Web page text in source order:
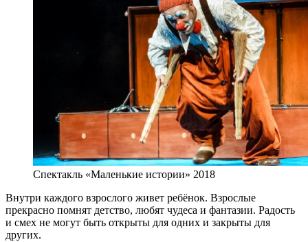
Спектакль «Маленькие истории» 2018
Внутри каждого взрослого живет ребёнок. Взрослые
прекрасно помнят детство, любят чудеса и фантазии. Радость
и смех не могут быть открыты для одних и закрыты для
других.